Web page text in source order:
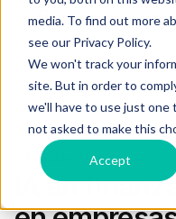
media. To find out more
see our Privacy Policy.
We won't track your
site. But in order to
we'll have to use just
not asked to make this
Accept
financiera en
Gestión Financiera
IA en